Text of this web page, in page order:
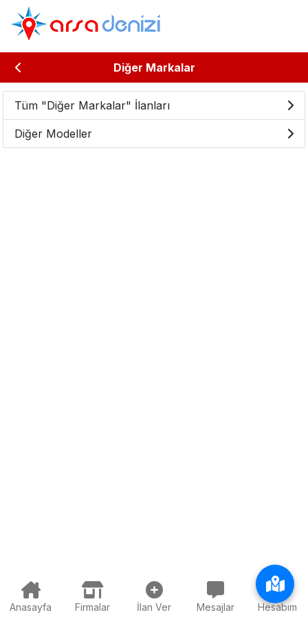
Diğer Markalar
Tüm "Diğer Markalar" İlanları
Diğer Modeller
Anasayfa Firmalar İlan Ver Mesajlar Hesabım